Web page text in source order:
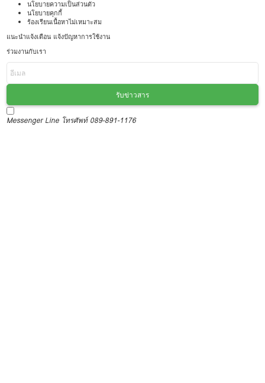
นโยบายความเป็นส่วนตัว
นโยบายคุกกี้
ร้องเรียนเนื้อหาไม่เหมาะสม
แนะนำแจ้งเตือน แจ้งปัญหาการใช้งาน
ร่วมงานกับเรา
รับข่าวสาร
Messenger Line โทรศัพท์ 089-891-1176